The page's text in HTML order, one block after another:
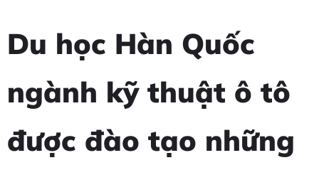
Du học Hàn Quốc
ngành kỹ thuật ô tô
được đào tạo những